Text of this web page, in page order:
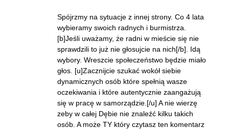
Spójrzmy na sytuacje z innej strony. Co 4 lata
wybieramy swoich radnych i burmistrza.
[b]Jeśli uważamy, że radni w mieście się nie
sprawdzili to już nie głosujcie na nich[/b]. Idą
wybory. Wreszcie społeczeństwo będzie miało
głos. [u]Zacznijcie szukać wokół siebie
dynamicznych osób które spełnią wasze
oczekiwania i które autentycznie zaangażują
się w pracę w samorządzie.[/u] A nie wierzę
zeby w całej Dębie nie znaleźć kilku takich
osób. A może TY który czytasz ten komentarz